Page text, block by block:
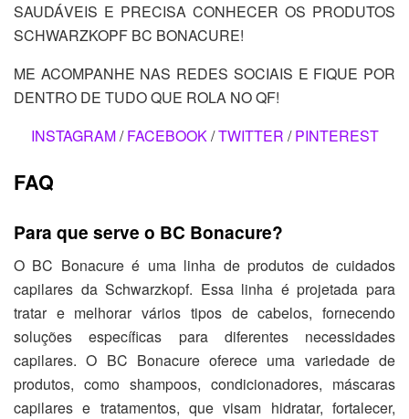
SAUDÁVEIS E PRECISA CONHECER OS PRODUTOS
SCHWARZKOPF BC BONACURE!
ME ACOMPANHE NAS REDES SOCIAIS E FIQUE POR
DENTRO DE TUDO QUE ROLA NO QF!
INSTAGRAM/FACEBOOK/TWITTER /PINTEREST
FAQ
Para que serve o BC Bonacure?
O BC Bonacure é uma linha de produtos de cuidados
capilares da Schwarzkopf. Essa linha é projetada para
tratar e melhorar vários tipos de cabelos, fornecendo
soluções específicas para diferentes necessidades
capilares. O BC Bonacure oferece uma variedade de
produtos, como shampoos, condicionadores, máscaras
capilares e tratamentos, que visam hidratar, fortalecer,